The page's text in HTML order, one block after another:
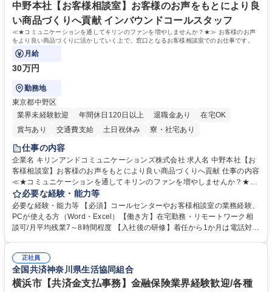
中野本社【お客様相談室】お客様のお声をもとにより良
い商品づくりへ貢献 インバウンドコールスタッフ
≪★コミュニケーションを通してキリンのファンを増やしませんか？★≫ お客様のお声
をより良い商品づくりに活かしていく上で、窓口となるお客様相談室でのお仕事です。
月給
30万円
勤務地
東京都中野区
業界未経験歓迎
年間休日120日以上 退職金あり
在宅OK
賞与あり
交通費支給 土日祝休み 寮・社宅あり
仕事の内容
企業名 キリンアンドコミュニケーションズ株式会社 求人名 中野本社【お
客様相談室】お客様のお声をもとにより良い商品づくりへ貢献 仕事の内容
≪★コミュニケーションを通してキリンのファンを増やしませんか？★≫
お客様のお声をより良い商品づくりに活かしていく上で、窓口となるお客
様相談室でのお仕事です。 日々お客様からいただくキリングループへのご
意見を、企業活動に活かしています。お客様からの声に迅速かつ誠意をも
って対応、情報提供するとともにグループ内活動に反映しています。 【具
平均100件前後■メール・手紙：同上40件前後 募集職種 中野本社【お客様
相談室】お客様のお声をもとにより良い商品づくりへ貢献
必要な経験・能力等
必要な経験・能力等 【必須】コールセンターやお客様相談室の業務経験、
PCが使える方（Word・Excel）【働き方】在宅勤務・リモートワーク相
談可/月平均残業7～8時間程度 【入社後の研修】着任から1か月は電話対応
すのでご安心ください。 【当社について】キリングループの広報機能を担
う会社として、お客様との出会いを大切にし、磨き上げたホスピタリティ
を込めてコミュニケーションをとりながら広報関連業務を行っておりま
正社員
全国共済神奈川県生活協同組合
横浜市【共済金支払事務】金融保険業界経験歓迎/各種